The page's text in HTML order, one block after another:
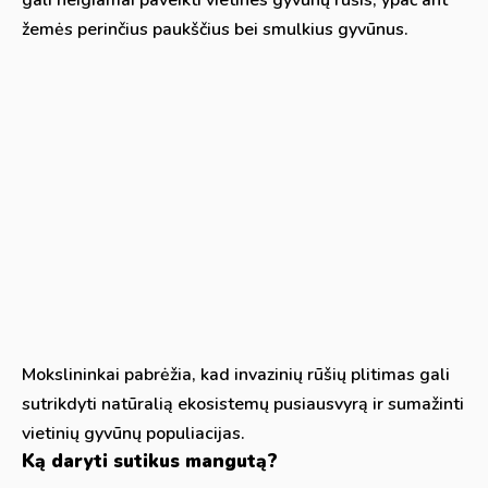
žemės perinčius paukščius bei smulkius gyvūnus.
Mokslininkai pabrėžia, kad invazinių rūšių plitimas gali
sutrikdyti natūralią ekosistemų pusiausvyrą ir sumažinti
vietinių gyvūnų populiacijas.
Ką daryti sutikus mangutą?